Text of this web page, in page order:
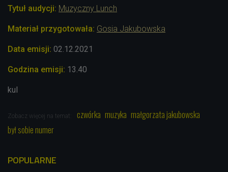
Tytuł audycji: Muzyczny Lunch
Materiał przygotowała: Gosia Jakubowska
Data emisji: 02.12.2021
Godzina emisji: 13.40
kul
Zobacz więcej na temat: czwórka muzyka małgorzata jakubowska
był sobie numer
POPULARNE